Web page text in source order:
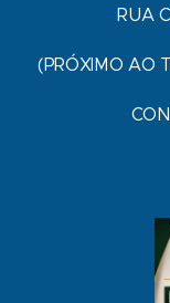
RUA
(PRÓXIMO AO